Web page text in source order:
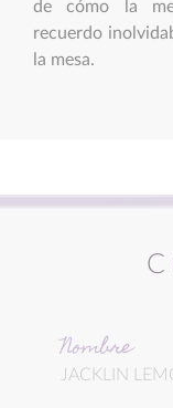
de cómo la
recuerdo
la mesa.
Nombre
JACKLIN